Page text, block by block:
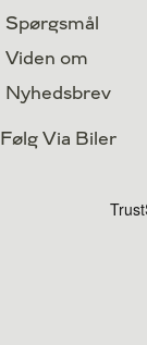
Spørgsmål
Viden om
Nyhedsbrev
Følg Via Biler